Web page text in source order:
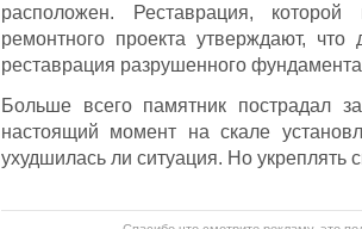
расположен. Реставрация,
ремонтного проекта утверждают, что
реставрация разрушенного
Больше всего памятник пострадал
настоящий момент на скале
ухудшилась ли ситуация. Но укреплять